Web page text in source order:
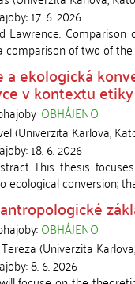
17. 6. 2026
Lawrence.
comparison of two of
a ekologická
v kontextu
OBHÁJENO
(Univerzita Karlova,
18. 6. 2026
This thesis
ecological conversion;
OBHÁJENO
(Univerzita
8. 6. 2026